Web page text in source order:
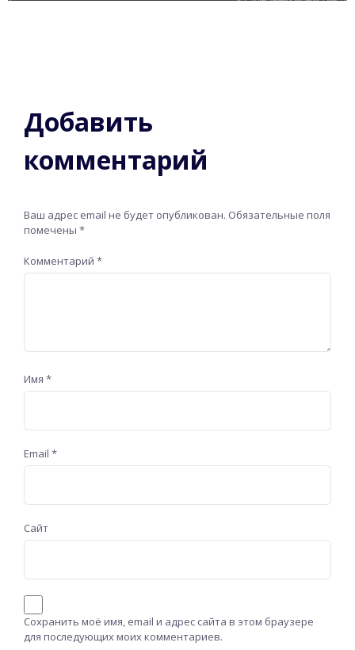
Добавить
комментарий
Ваш адрес email не будет опубликован. Обязательные поля
помечены *
Комментарий *
Имя *
Email *
Сайт
Сохранить моё имя, email и адрес сайта в этом браузере
для последующих моих комментариев.